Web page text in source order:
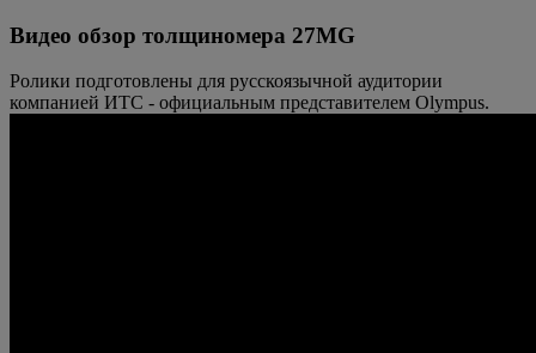
Видео обзор толщиномера 27MG
Ролики подготовлены для русскоязычной аудитории
компанией ИТС - официальным представителем Olympus.